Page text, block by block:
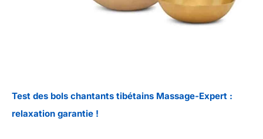
Test des bols chantants tibétains Massage-Expert :
relaxation garantie !